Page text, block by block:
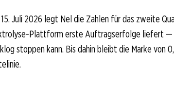
Juli 2026 legt Nel die Zahlen für das zweite
Plattform erste Auftragserfolge liefert —
stoppen kann. Bis dahin bleibt die Marke von